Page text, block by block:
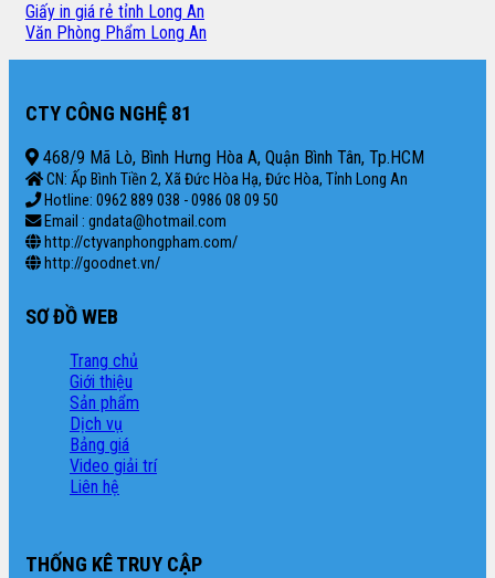
Giấy in giá rẻ tỉnh Long An
Văn Phòng Phẩm Long An
CTY CÔNG NGHỆ 81
468/9 Mã Lò, Bình Hưng Hòa A, Quận Bình Tân, Tp.HCM
CN: Ấp Bình Tiền 2, Xã Đức Hòa Hạ, Đức Hòa, Tỉnh Long An
Hotline: 0962 889 038 - 0986 08 09 50
Email : gndata@hotmail.com
http://ctyvanphongpham.com/
http://goodnet.vn/
SƠ ĐỒ WEB
Trang chủ
Giới thiệu
Sản phẩm
Dịch vụ
Bảng giá
Video giải trí
Liên hệ
THỐNG KÊ TRUY CẬP